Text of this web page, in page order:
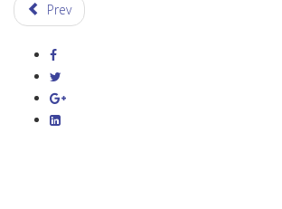
Prev